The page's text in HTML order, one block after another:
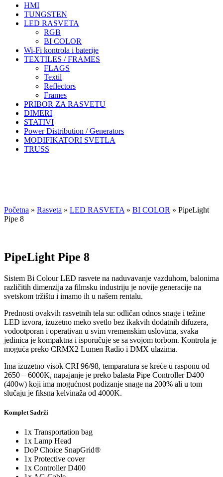
HMI
TUNGSTEN
LED RASVETA
RGB
BI COLOR
Wi-Fi kontrola i baterije
TEXTILES / FRAMES
FLAGS
Textil
Reflectors
Frames
PRIBOR ZA RASVETU
DIMERI
STATIVI
Power Distribution / Generators
MODIFIKATORI SVETLA
TRUSS
Početna » Rasveta » LED RASVETA » BI COLOR » PipeLight
Pipe 8
PipeLight Pipe 8
Sistem Bi Colour LED rasvete na naduvavanje vazduhom, balonima
različitih dimenzija za filmsku industriju je novije generacije na
svetskom tržištu i imamo ih u našem rentalu.
Prednosti ovakvih rasvetnih tela su: odličan odnos snage i težine
LED izvora, izuzetno meko svetlo bez ikakvih dodatnih difuzera,
vodootporan i operativan u svim vremenskim uslovima, svaka
jedinica je kompaktna i isporučuje se sa svojom torbom. Kontrola je
moguća preko CRMX2 Lumen Radio i DMX ulazima.
Ima izuzetno visok CRI 96/98, temparatura se kreće u rasponu od
2650 – 6000K, napajanje je preko balasta Pipe Controller D400
(400w) koji ima mogućnost podizanje snage na 200% ali u tom
slučaju je fiksna kelvinaža od 4000K.
Komplet Sadrži
1x Transportation bag
1x Lamp Head
DoP Choice SnapGrid®
1x Protective cover
1x Controller D400